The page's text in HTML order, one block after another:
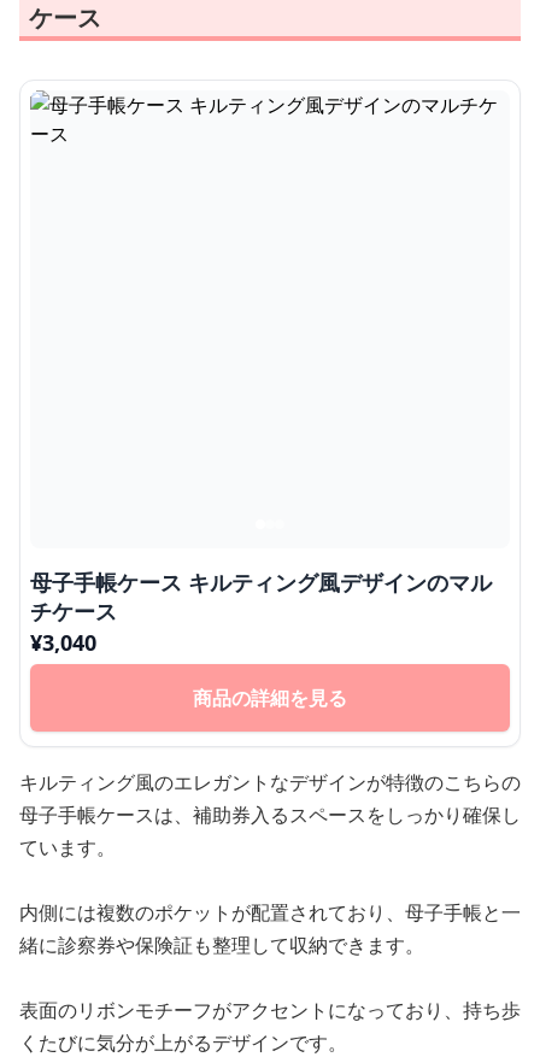
ケース
母子手帳ケース キルティング風デザインのマル
チケース
¥3,040
商品の詳細を見る
キルティング風のエレガントなデザインが特徴のこちらの
母子手帳ケースは、補助券入るスペースをしっかり確保し
ています。
内側には複数のポケットが配置されており、母子手帳と一
緒に診察券や保険証も整理して収納できます。
表面のリボンモチーフがアクセントになっており、持ち歩
くたびに気分が上がるデザインです。